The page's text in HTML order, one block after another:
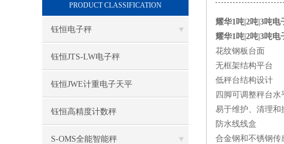
PRODUCT CLASSIFICATION
钰恒电子秤
钰恒JTS-LW电子秤
钰恒JWE计重电子天平
钰恒高精度计数秤
S-OMS全能智能秤
耀华1吨|2吨|3吨
耀华1吨|2吨|3吨电
花纹钢板台面
无框架结构平台
低秤台结构设计
四脚可调整秤台水
易于维护、清理和
防水线线盒
合金钢和不锈钢传